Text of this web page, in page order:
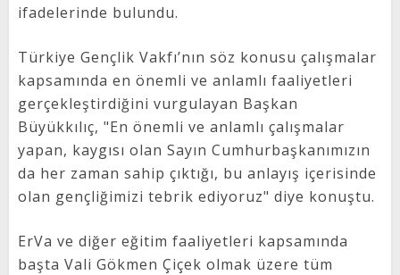
ifadelerinde bulundu.
Türkiye Gençlik Vakfı’nın söz konusu çalışmalar
kapsamında en önemli ve anlamlı faaliyetleri
gerçekleştirdiğini vurgulayan Başkan
Büyükkılıç, "En önemli ve anlamlı çalışmalar
yapan, kaygısı olan Sayın Cumhurbaşkanımızın
da her zaman sahip çıktığı, bu anlayış içerisinde
olan gençliğimizi tebrik ediyoruz" diye konuştu.
ErVa ve diğer eğitim faaliyetleri kapsamında
başta Vali Gökmen Çiçek olmak üzere tüm